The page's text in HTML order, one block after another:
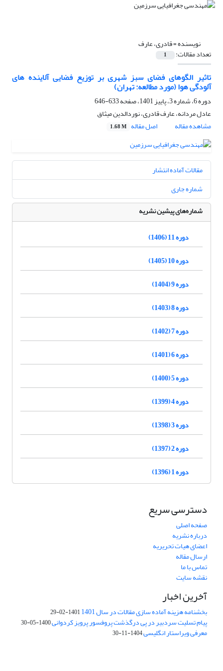
نویسنده =قادری، عارف
تعداد مقالات: 1
تاثیر الگوهای فضای سبز شهری بر توزیع فضایی آلاینده های
آلودگی هوا (مورد مطالعه: تهران)
دوره 6، شماره 3، پاییز 1401، صفحه
633-646
عادل مردانه، عارف قادری، نوردالدین میثاق
مشاهده مقاله
اصل مقاله 1.68 M
مقالات آماده انتشار
شماره جاری
شماره‌های پیشین نشریه
دوره 11 (1406)
دوره 10 (1405)
دوره 9 (1404)
دوره 8 (1403)
دوره 7 (1402)
دوره 6 (1401)
دوره 5 (1400)
دوره 4 (1399)
دوره 3 (1398)
دوره 2 (1397)
دوره 1 (1396)
دسترسی سریع
صفحه اصلی
درباره نشریه
اعضای هیات تحریریه
ارسال مقاله
تماس با ما
نقشه سایت
آخرین اخبار
بخشنامه هزینه آماده سازی مقالات در سال 1401 1401-02-29
پیام تسلیت سردبیر در پی درگذشت پروفسور پرویز کردوانی1400-05-30
معرفی ویراستار انگلیسی1404-11-30